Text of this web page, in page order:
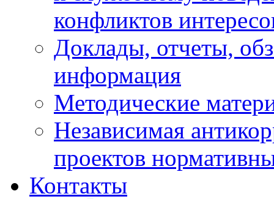
конфликтов
Доклады, отчеты,
информация
Методические
Независимая
проектов
Контакты